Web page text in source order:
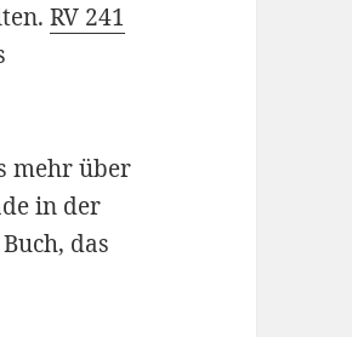
RV 241
mehr über
in der
das